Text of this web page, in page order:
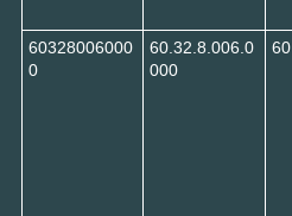
60328006000
0
60.32.8.006.0
000
60